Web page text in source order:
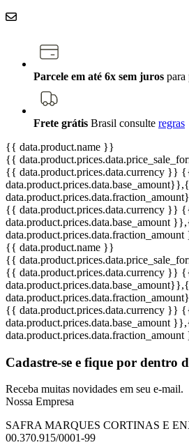
Parcele em até 6x sem juros para
Frete grátis Brasil consulte regras
{{ data.product.name }}
{{
{{ data.product.prices.data.currency }}
data.product.prices.data.base_amount}}
{{ data.product.prices.data.currency }}
data.product.prices.data.base_amount }}
{{ data.product.name }}
{{
{{ data.product.prices.data.currency }}
data.product.prices.data.base_amount}}
{{ data.product.prices.data.currency }}
data.product.prices.data.base_amount }}
Cadastre-se e fique por dentro
Receba muitas novidades em seu e-mail.
Nossa Empresa
SAFRA MARQUES CORTINAS E
00.370.915/0001-99